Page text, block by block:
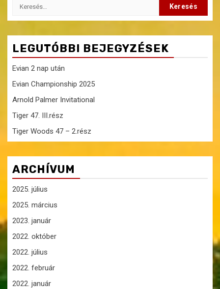
Keresés:
LEGUTÓBBI BEJEGYZÉSEK
Evian 2 nap után
Evian Championship 2025
Arnold Palmer Invitational
Tiger 47. III.rész
Tiger Woods 47 – 2.rész
ARCHÍVUM
2025. július
2025. március
2023. január
2022. október
2022. július
2022. február
2022. január